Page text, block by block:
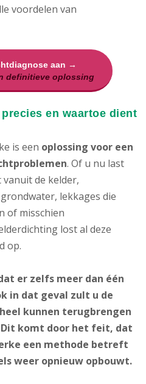
voordelen van
aan →
definitieve oplossing
en waartoe dient
is een oplossing voor een
. Of u nu last
de kelder,
lekkages die
of misschien
lost al deze
op.
er zelfs meer dan één
in dat geval zult u de
kunnen terugbrengen
komt door het feit, dat
een methode betreft
weer opnieuw opbouwt.